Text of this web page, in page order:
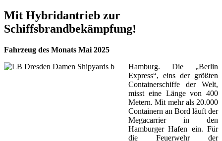
Mit Hybridantrieb zur
Schiffsbrandbekämpfung!
Fahrzeug des Monats Mai 2025
Hamburg. Die „Berlin
Express“, eins der größten
Containerschiffe der Welt,
misst eine Länge von 400
Metern. Mit mehr als 20.000
Containern an Bord läuft der
Megacarrier in den
Hamburger Hafen ein. Für
die Feuerwehr der